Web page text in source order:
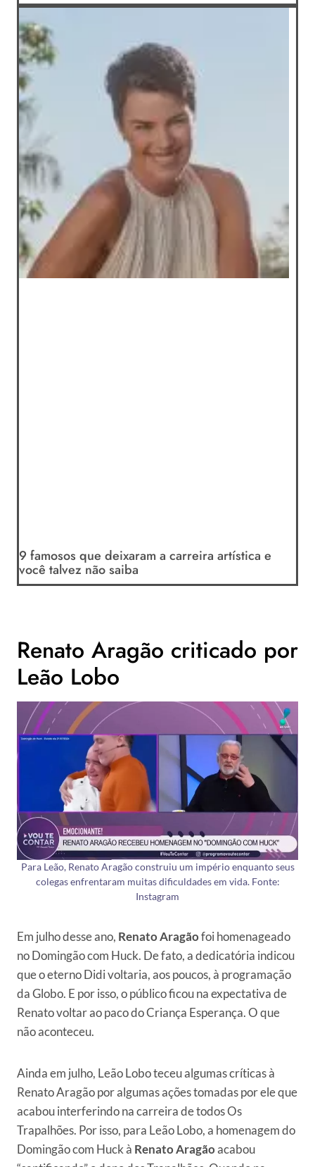
9 famosos que deixaram a carreira artística e
você talvez não saiba
Renato Aragão criticado por
Leão Lobo
Para Leão, Renato Aragão construiu um império enquanto seus
colegas enfrentaram muitas dificuldades em vida. Fonte:
Instagram
Em julho desse ano, Renato Aragãofoi homenageado
no Domingão com Huck. De fato, a dedicatória indicou
que o eterno Didi voltaria, aos poucos, à programação
da Globo. E por isso, o público ficou na expectativa de
Renato voltar ao paco do Criança Esperança. O que
não aconteceu.
Ainda em julho, Leão Lobo teceu algumas críticas à
Renato Aragão por algumas ações tomadas por ele que
acabou interferindo na carreira de todos Os
Trapalhões. Por isso, para Leão Lobo, a homenagem do
Domingão com Huck à Renato Aragãoacabou